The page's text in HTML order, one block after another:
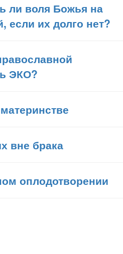
ли воля Божья на
если их долго нет?
ЭКО?
вне брака
оплодотворении